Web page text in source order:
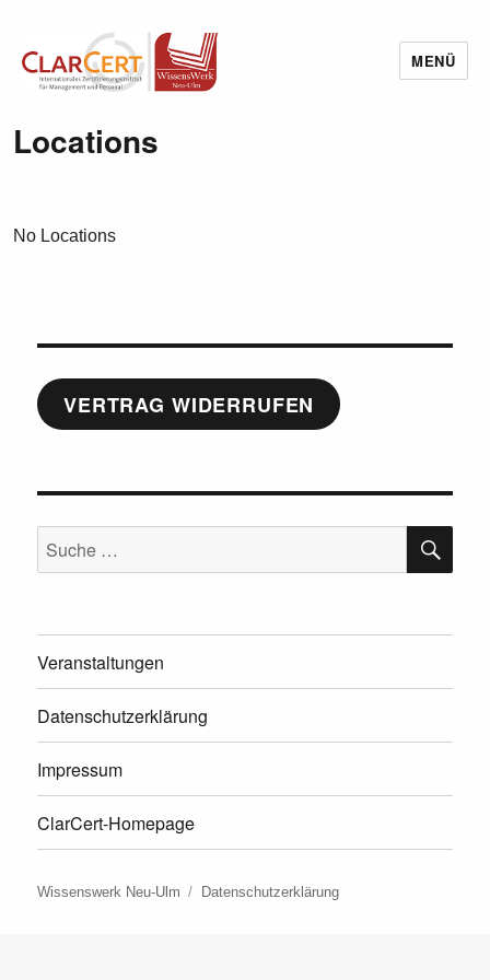
Wissenswerk Neu-Ulm
MENÜ
Locations
No Locations
VERTRAG WIDERRUFEN
Suche
nach:
Veranstaltungen
Datenschutzerklärung
Impressum
ClarCert-Homepage
Wissenswerk Neu-Ulm Datenschutzerklärung